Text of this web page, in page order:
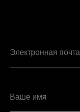
Электронная почта
Ваше имя